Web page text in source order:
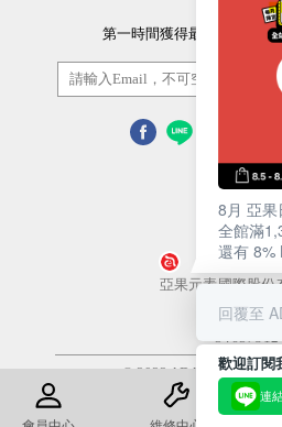
第一時間獲得最新的優惠資
營業人名稱
亞果元素國際股份
統一編號
54657812
© 2022 ADAM Store. All
使用條款
隱私
8月 亞果
全館滿
還有 8%
回覆至
連